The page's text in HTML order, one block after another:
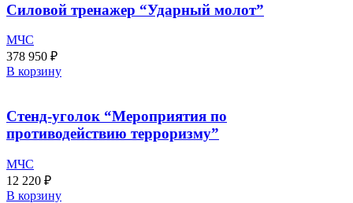
Силовой тренажер “Ударный молот”
МЧС
378 950 ₽
В корзину
Стенд-уголок “Мероприятия по
противодействию терроризму”
МЧС
12 220 ₽
В корзину